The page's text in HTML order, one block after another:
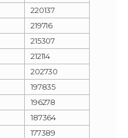
220137
219716
215307
212114
202730
197835
196278
187364
177389